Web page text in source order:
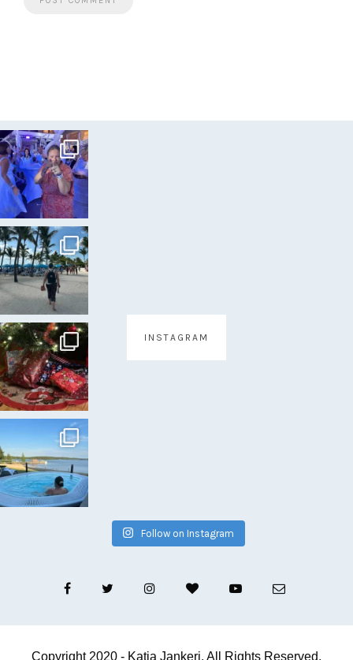
INSTAGRAM
Follow on Instagram
Copyright 2020 - Katja Jankeri. All Rights Reserved.